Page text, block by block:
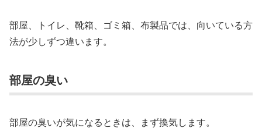
部屋、トイレ、靴箱、ゴミ箱、布製品では、向いている方
法が少しずつ違います。
部屋の臭い
部屋の臭いが気になるときは、まず換気します。